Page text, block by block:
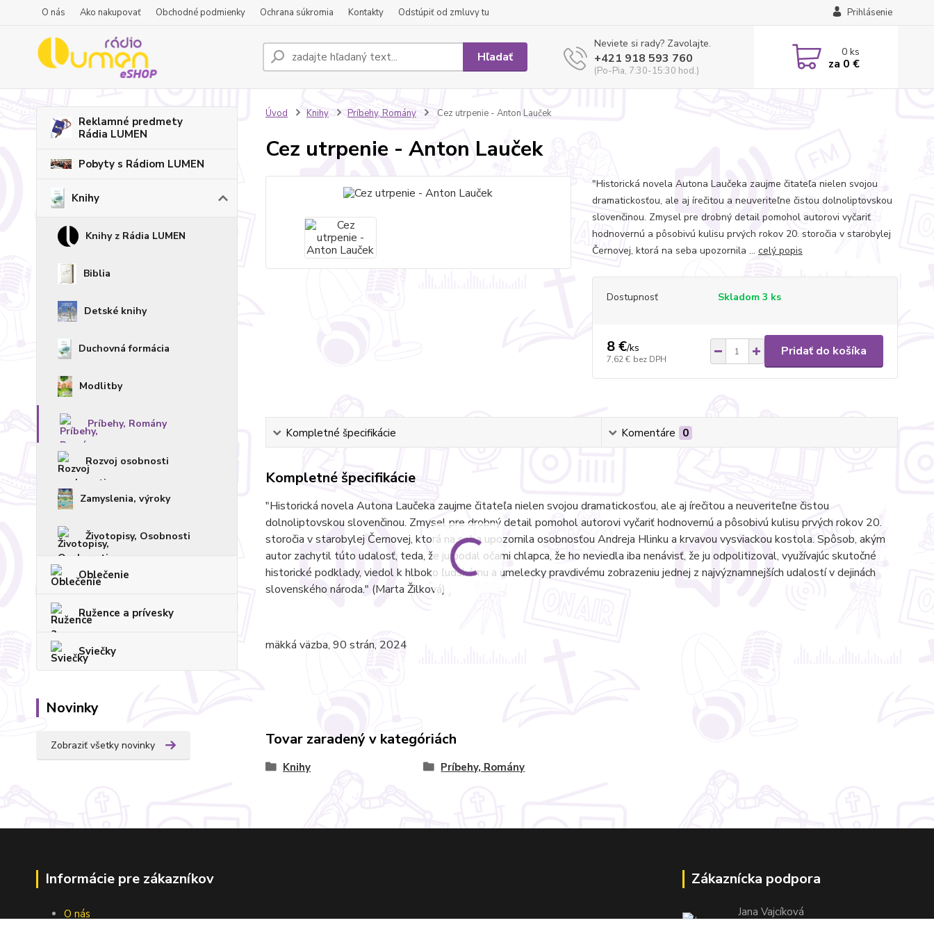
O nás Ako nakupovať Obchodné podmienky Ochrana súkromia Kontakty Odstúpiť od zmluvy tu Prihlásenie
Hľadať
Neviete si rady? Zavolajte.
+421 918 593 760
(Po-Pia, 7:30-15:30 hod.)
0ks
za 0 €
Reklamné predmety
Rádia LUMEN
Pobyty s Rádiom LUMEN
Knihy
Knihy z Rádia LUMEN
Biblia
Detské knihy
Duchovná formácia
Modlitby
Príbehy, Romány
Rozvoj osobnosti
Zamyslenia, výroky
Životopisy, Osobnosti
Oblečenie
Ružence a prívesky
Sviečky
Novinky
Zobraziť všetky novinky
Úvod Knihy Príbehy, Romány Cez utrpenie - Anton Lauček
Cez utrpenie - Anton Lauček
"Historická novela Autona Laučeka zaujme čitateľa nielen svojou
dramatickosťou, ale aj írečitou a neuveriteľne čistou dolnoliptovskou
slovenčinou. Zmysel pre drobný detail pomohol autorovi vyčariť
hodnovernú a pôsobivú kulisu prvých rokov 20. storočia v starobylej
Černovej, ktorá na seba upozornila ... celý popis
Dostupnosť Skladom 3 ks
8 €/ks
7,62 € bez DPH
Pridať do košíka
Kompletné špecifikácie Komentáre 0
Kompletné špecifikácie
"Historická novela Autona Laučeka zaujme čitateľa nielen svojou dramatickosťou, ale aj írečitou a neuveriteľne čistou
dolnoliptovskou slovenčinou. Zmysel pre drobný detail pomohol autorovi vyčariť hodnovernú a pôsobivú kulisu prvých rokov 20.
storočia v starobylej Černovej, ktorá na seba upozornila osobnosťou Andreja Hlinku a krvavou vysviackou kostola. Spôsob, akým
autor zachytil túto udalosť, teda, že ju podal očami chlapca, že ho neviedla iba nenávisť, že ju odpolitizoval, využívajúc skutočné
historické podklady, viedol k hlboko ľudskému a umelecky pravdivému zobrazeniu jednej z najvýznamnejších udalostí v dejinách
slovenského národa." (Marta Žilková)
mäkká väzba, 90 strán, 2024
Tovar zaradený v kategóriách
Knihy Príbehy, Romány
Informácie pre zákazníkov
O nás
Zákaznícka podpora
Jana Vajcíková